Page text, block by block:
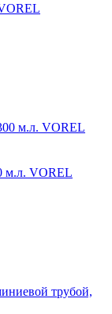
м.л. VOREL